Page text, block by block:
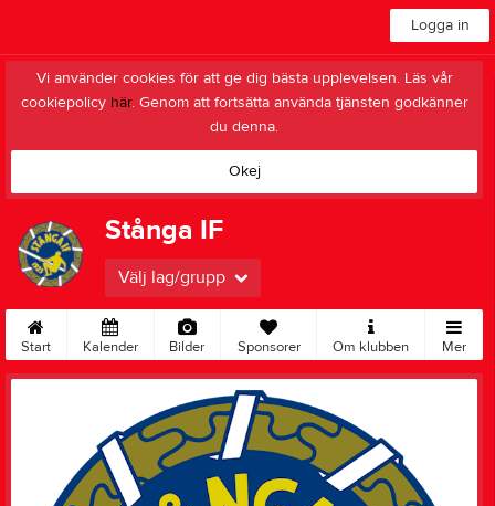
Logga in
Vi använder cookies för att ge dig bästa upplevelsen. Läs vår
cookiepolicy här. Genom att fortsätta använda tjänsten godkänner
du denna.
Okej
Stånga IF
Välj lag/grupp
Start Kalender Bilder Sponsorer Om klubben Mer